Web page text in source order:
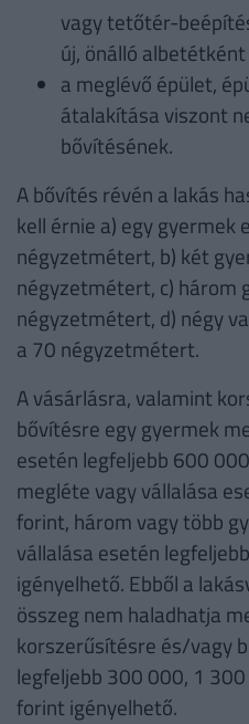
vagy tetőtér-
új, önálló
a meglévő épület,
átalakítása viszont
bővítésének.
A bővítés révén a lakás
kell érnie a) egy gyermek
négyzetmétert, b) két
négyzetmétert, c) három
négyzetmétert, d) négy
a 70 négyzetmétert.
A vásárlásra, valamint
bővítésre egy gyermek
esetén legfeljebb 600
megléte vagy vállalása
forint, három vagy több
vállalása esetén
igényelhető. Ebből a
összeg nem haladhatja
korszerűsítésre és/vagy
legfeljebb 300 000, 1
forint igényelhető.